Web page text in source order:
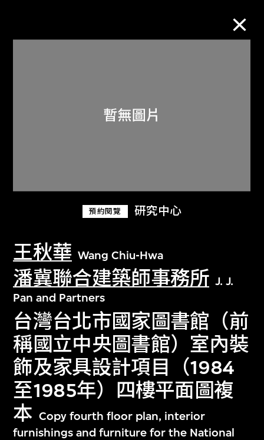
預約閱覽 研究中心
王秋華 Wang Chiu-Hwa
潘冀聯合建築師事務所 J. J.
Pan and Partners
台灣台北市國家圖書館（前
稱國立中央圖書館）室內裝
飾及家具設計項目（1984
至1985年）四樓平面圖複
本 Copy fourth floor plan, interior
furnishings and furniture for the National
關於M+藏品
探索世界頂級的二十及二十一世紀視覺
文化藏品。